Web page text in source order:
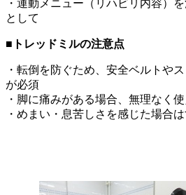
・運動メニュー（リハビリ内容）
として
■トレッドミルの注意点
・転倒を防ぐため、安全ベルトや
が必須
・脚に痛みがある場合、無理なく
・めまい・息苦しさを感じた場合